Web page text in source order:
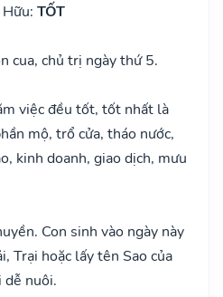
TỐT
cua, chủ trị ngày thứ 5.
việc đều tốt, tốt nhất là
mộ, trổ cửa, tháo nước,
kinh doanh, giao dịch, mưu
Con sinh vào ngày này
Trại hoặc lấy tên Sao của
nuôi.